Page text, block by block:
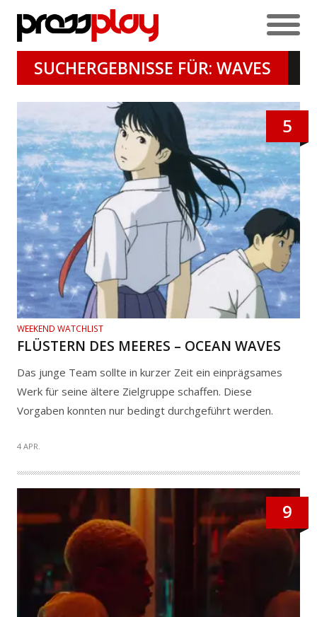
SUCHERGEBNISSE FÜR: WAVES
5
WEEKEND WATCHLIST
FLÜSTERN DES MEERES – OCEAN WAVES
Das junge Team sollte in kurzer Zeit ein einprägsames
Werk für seine ältere Zielgruppe schaffen. Diese
Vorgaben konnten nur bedingt durchgeführt werden.
4 APR.
9